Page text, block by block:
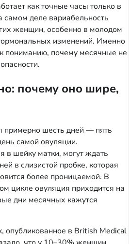
как точные часы только в
деле вариабельность
женщин, особенно в молодом
изменений. Именно
пониманию, почему месячные не
почему оно шире,
примерно шесть дней — пять
самой овуляции.
в шейку матки, могут ждать
в слизистой пробке, которая
более проницаемой. В
цикле овуляция приходится на
дни месячных кажутся
опубликованное в British Medical